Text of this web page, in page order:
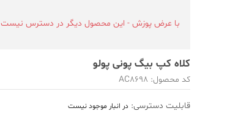
با عرض پوزش - این محصول دیگر در دسترس نیست
کلاه کپ بیگ پونی پولو
کد محصول: AC8698
قابلیت دسترسی: در انبار موجود نیست